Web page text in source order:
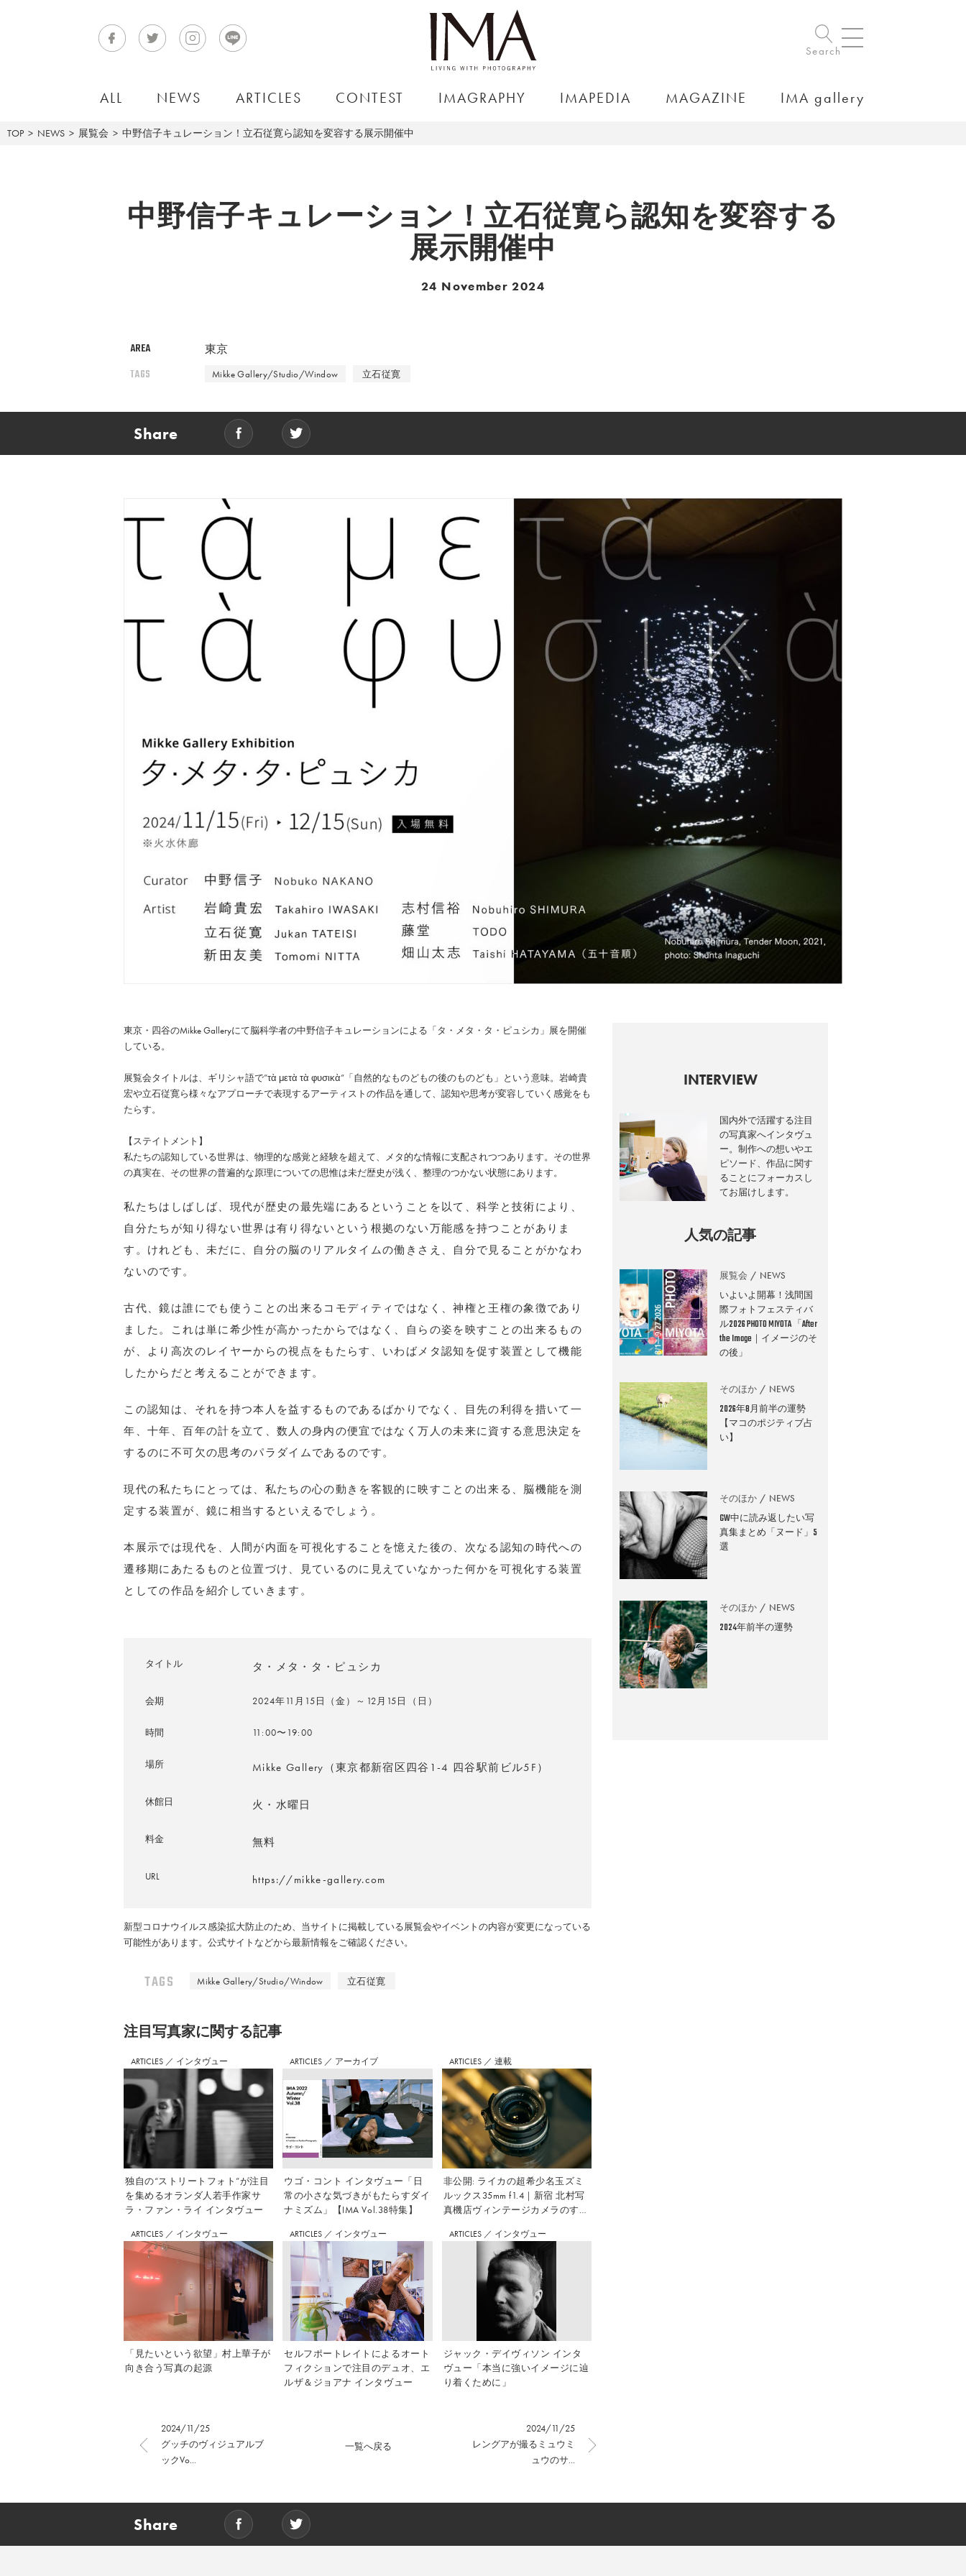
Search
ALL NEWS ARTICLES CONTEST IMAGRAPHY IMAPEDIA MAGAZINE IMA gallery
TOP NEWS 展覧会 中野信子キュレーション！立石従寛ら認知を変容する展示開催中
中野信子キュレーション！立石従寛ら認知を変容する
展示開催中
24 November 2024
AREA 東京
TAGS Mikke Gallery/Studio/Window 立石従寛
Share
東京・四谷のMikke Galleryにて脳科学者の中野信子キュレーションによる「タ・メタ・タ・ピュシカ」展を開催
している。
展覧会タイトルは、ギリシャ語で”τὰ μετὰ τὰ φυσικὰ”「自然的なものどもの後のものども」という意味。岩崎貴
宏や立石従寛ら様々なアプローチで表現するアーティストの作品を通して、認知や思考が変容していく感覚をも
たらす。
【ステイトメント】
私たちの認知している世界は、物理的な感覚と経験を超えて、メタ的な情報に支配されつつあります。その世界
の真実在、その世界の普遍的な原理についての思惟は未だ歴史が浅く、整理のつかない状態にあります。
私たちはしばしば、現代が歴史の最先端にあるということを以て、科学と技術により、
自分たちが知り得ない世界は有り得ないという根拠のない万能感を持つことがありま
す。けれども、未だに、自分の脳のリアルタイムの働きさえ、自分で見ることがかなわ
ないのです。
古代、鏡は誰にでも使うことの出来るコモディティではなく、神権と王権の象徴であり
ました。これは単に希少性が高かったからではなく、自らの姿を映すことの出来るもの
が、より高次のレイヤーからの視点をもたらす、いわばメタ認知を促す装置として機能
したからだと考えることができます。
この認知は、それを持つ本人を益するものであるばかりでなく、目先の利得を措いて一
年、十年、百年の計を立て、数人の身内の便宜ではなく万人の未来に資する意思決定を
するのに不可欠の思考のパラダイムであるのです。
現代の私たちにとっては、私たちの心の動きを客観的に映すことの出来る、脳機能を測
定する装置が、鏡に相当するといえるでしょう。
本展示では現代を、人間が内面を可視化することを憶えた後の、次なる認知の時代への
遷移期にあたるものと位置づけ、見ているのに見えていなかった何かを可視化する装置
としての作品を紹介していきます。
タイトル タ・メタ・タ・ピュシカ
会期 2024年11月15日（金）～12月15日（日）
時間 11:00〜19:00
場所 Mikke Gallery（東京都新宿区四谷1-4 四谷駅前ビル5F）
休館日 火・水曜日
料金 無料
URL https://mikke-gallery.com
新型コロナウイルス感染拡大防止のため、当サイトに掲載している展覧会やイベントの内容が変更になっている
可能性があります。公式サイトなどから最新情報をご確認ください。
TAGS Mikke Gallery/Studio/Window 立石従寛
注⽬写真家に関する記事
ARTICLES ／ インタヴュー
独自の“ストリートフォト”が注目
を集めるオランダ人若手作家サ
ラ・ファン・ライ インタヴュー
ARTICLES ／ アーカイブ
ウゴ・コント インタヴュー「日
常の小さな気づきがもたらすダイ
ナミズム」【IMA Vol.38特集】
ARTICLES ／ 連載
非公開: ライカの超希少名玉ズミ
ルックス35mm f1.4｜新宿 北村写
真機店ヴィンテージカメラのすす
ARTICLES ／ インタヴュー
「見たいという欲望」村上華子が
向き合う写真の起源
ARTICLES ／ インタヴュー
セルフポートレイトによるオート
フィクションで注目のデュオ、エ
ルザ＆ジョアナ インタヴュー
ARTICLES ／ インタヴュー
ジャック・デイヴィソン インタ
ヴュー「本当に強いイメージに辿
り着くために」
2024/11/25
グッチのヴィジュアルブ
ックVo...
2024/11/25
レングアが撮るミュウミ
ュウのサ...
一覧へ戻る
INTERVIEW
国内外で活躍する注目
の写真家へインタヴュ
ー。制作への想いやエ
ピソード、作品に関す
ることにフォーカスし
てお届けします。
人気の記事
展覧会 NEWS
いよいよ開幕！浅間国
際フォトフェスティバ
ル2026 PHOTO MIYOTA 「After
the Image｜イメージのそ
の後」
そのほか NEWS
2026年8月前半の運勢
【マコのポジティブ占
い】
そのほか NEWS
GW中に読み返したい写
真集まとめ「ヌード」5
選
そのほか NEWS
2024年前半の運勢
Share